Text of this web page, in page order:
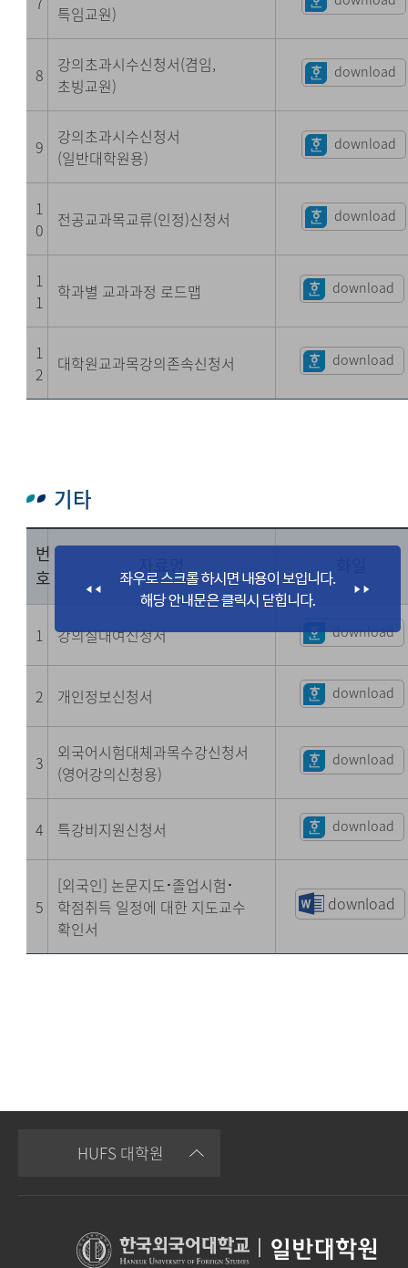
특임교원)
8
강의초과시수신청서(겸임,
초빙교원)
download
9
강의초과시수신청서
(일반대학원용)
download
1
0
전공교과목교류(인정)신청서 download
1
1
학과별 교과과정 로드맵 download
1
2
대학원교과목강의존속신청서 download
기타
번
호
1 강의실대여신청서 download
2 개인정보신청서 download
3
외국어시험대체과목수강신청서
(영어강의신청용)
download
4 특강비지원신청서 download
5
[외국인] 논문지도·졸업시험·
학점취득 일정에 대한 지도교수
확인서
download
HUFS 대학원
일반대학원